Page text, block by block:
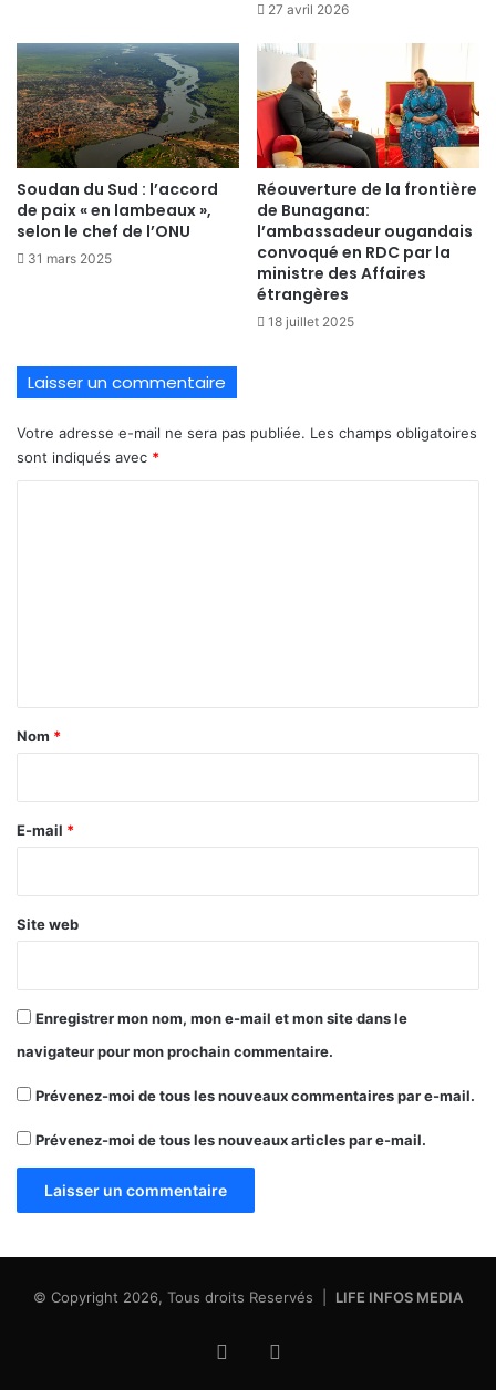
27 avril 2026
Soudan du Sud : l’accord
de paix « en lambeaux »,
selon le chef de l’ONU
31 mars 2025
Réouverture de la frontière
de Bunagana:
l’ambassadeur ougandais
convoqué en RDC par la
ministre des Affaires
étrangères
18 juillet 2025
Laisser un commentaire
Votre adresse e-mail ne sera pas publiée. Les champs obligatoires
sont indiqués avec *
a
e
Nom *
E-mail *
Site web
Enregistrer mon nom, mon e-mail et mon site dans le
navigateur pour mon prochain commentaire.
Prévenez-moi de tous les nouveaux commentaires par e-mail.
Prévenez-moi de tous les nouveaux articles par e-mail.
© Copyright 2026, Tous droits Reservés | LIFE INFOS MEDIA
Facebook